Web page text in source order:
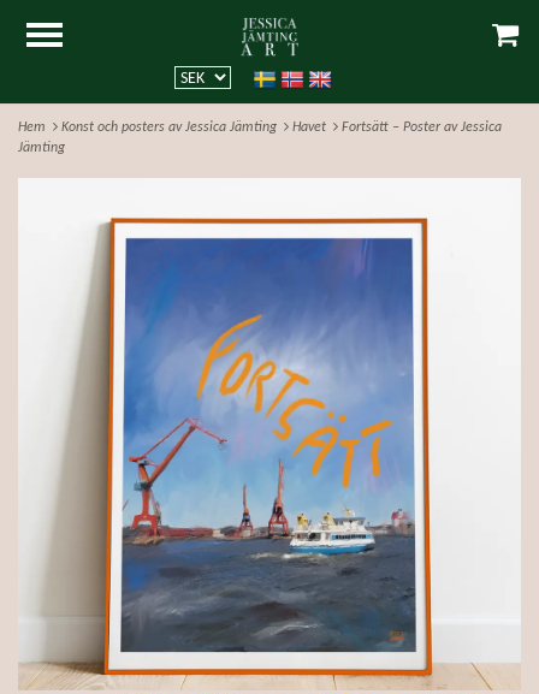
Hem Konst och posters av Jessica Jämting Havet
Fortsätt – Poster av Jessica
Jämting